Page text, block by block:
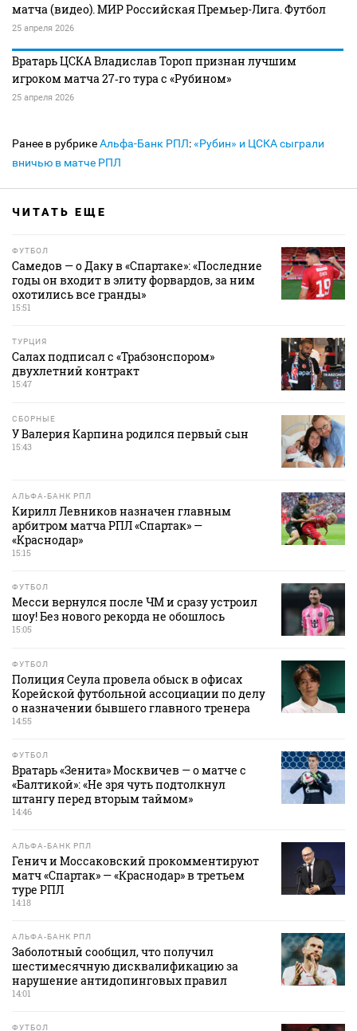
матча (видео). МИР Российская Премьер-Лига. Футбол
25 апреля 2026
Вратарь ЦСКА Владислав Тороп признан лучшим
игроком матча 27‑го тура с «Рубином»
25 апреля 2026
Ранее в рубрикеАльфа-Банк РПЛ:«Рубин» и ЦСКА сыграли
вничью в матче РПЛ
ЧИТАТЬ ЕЩЕ
ФУТБОЛ
Самедов — о Даку в «Спартаке»: «Последние
годы он входит в элиту форвардов, за ним
охотились все гранды»
15:51
ТУРЦИЯ
Салах подписал с «Трабзонспором»
двухлетний контракт
15:47
СБОРНЫЕ
У Валерия Карпина родился первый сын
15:43
АЛЬФА-БАНК РПЛ
Кирилл Левников назначен главным
арбитром матча РПЛ «Спартак» —
«Краснодар»
15:15
ФУТБОЛ
Месси вернулся после ЧМ и сразу устроил
шоу! Без нового рекорда не обошлось
15:05
ФУТБОЛ
Полиция Сеула провела обыск в офисах
Корейской футбольной ассоциации по делу
о назначении бывшего главного тренера
14:55
ФУТБОЛ
Вратарь «Зенита» Москвичев — о матче с
«Балтикой»: «Не зря чуть подтолкнул
штангу перед вторым таймом»
14:46
АЛЬФА-БАНК РПЛ
Генич и Моссаковский прокомментируют
матч «Спартак» — «Краснодар» в третьем
туре РПЛ
14:18
АЛЬФА-БАНК РПЛ
Заболотный сообщил, что получил
шестимесячную дисквалификацию за
нарушение антидопинговых правил
14:01
ФУТБОЛ